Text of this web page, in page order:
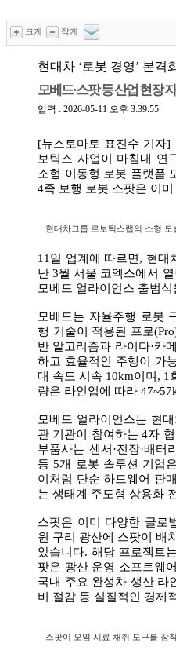
크게 작게
현대차 ‘로봇 경영’ 본
모베드·스팟 등 산업 현장
입력 : 2026-05-11 오후 3:39:55
[뉴스토마토 표진수 기자]
보틱스 사업이 마침내 연
소형 이동형 로봇 플랫폼
4족 보행 로봇 스팟은 이
현대차그룹 로보틱스랩의 소형
11일 업계에 따르면, 현대
난 3월 서울 코엑스에서 열
모베드 얼라이언스 출범
모베드는 자율주행 로봇
행 기술이 적용된 프로
반 알고리즘과 라이다·카
하고 효율적인 주행이 가
대 속도 시속 10km이며, 1
량은 라인업에 따라
모베드 얼라이언스는 현
관 기관이 참여하는 4자
부품사는 센서·전장·배
등 5개 로봇 솔루션 기업
이처럼 단순 하드웨어 판
는 생태계 주도형 상용화
스팟은 이미 다양한 글로
원 구리 광산에 스팟이 배
았습니다. 해당 프로젝트
팟은 광산 운영 소프트웨
국내 주요 완성차 생산 라
비 절감 등 실질적인 경제
스팟이 오염 시료 채취 도구를 장